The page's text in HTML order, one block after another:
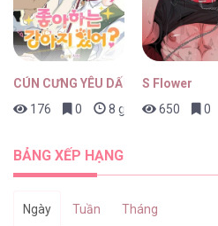
CÚN CƯNG YÊU DẤU
176
0 8 giờ trước
S Flower
650
0
BẢNG XẾP HẠNG
Ngày Tuần Tháng